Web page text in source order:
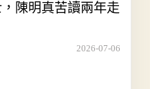
陳明真苦讀兩年走
2026-07-06